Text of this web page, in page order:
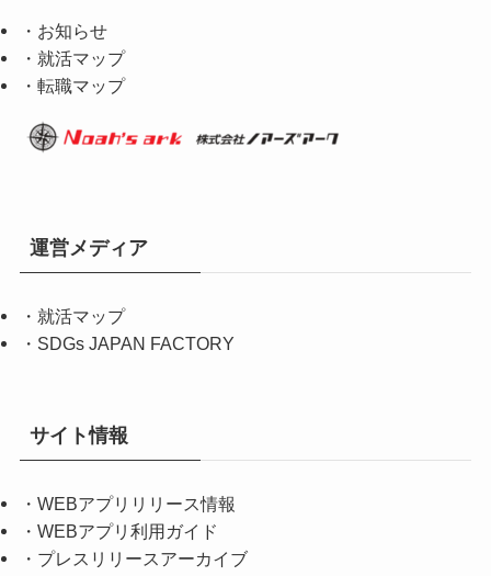
・お知らせ
・就活マップ
・転職マップ
運営メディア
・ 就活マップ
・ SDGs JAPAN FACTORY
サイト情報
・ WEBアプリリリース情報
・ WEBアプリ利用ガイド
・ プレスリリースアーカイブ